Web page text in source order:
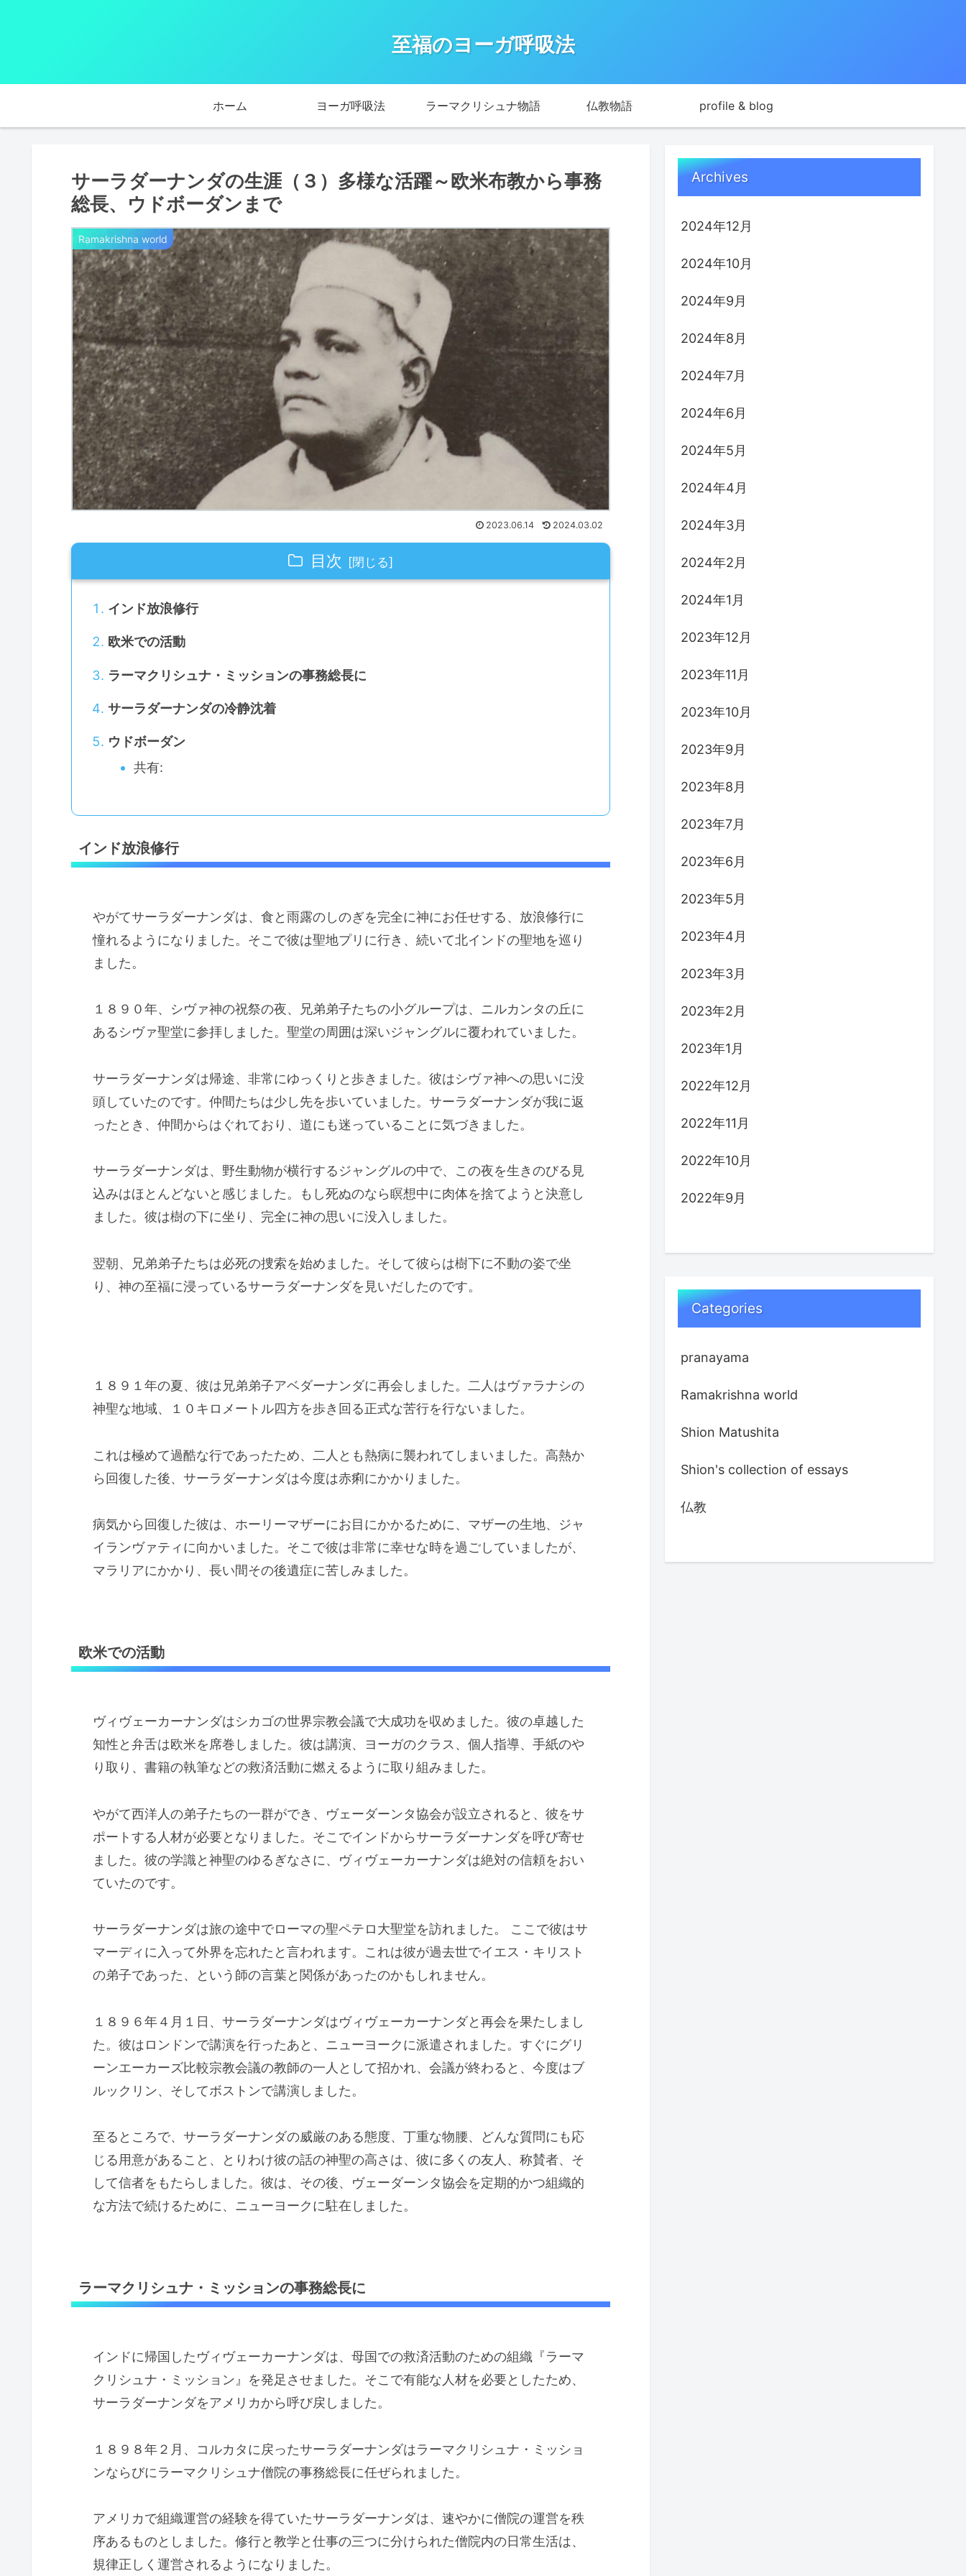
至福のヨーガ呼吸法
ホーム ヨーガ呼吸法 ラーマクリシュナ物語 仏教物語 profile & blog
サーラダーナンダの生涯（３）多様な活躍～欧米布教から事務
総長、ウドボーダンまで
Ramakrishna world
2023.06.14 2024.03.02
目次
インド放浪修行
欧米での活動
ラーマクリシュナ・ミッションの事務総長に
サーラダーナンダの冷静沈着
ウドボーダン
共有:
インド放浪修行
やがてサーラダーナンダは、食と雨露のしのぎを完全に神にお任せする、放浪修行に
憧れるようになりました。そこで彼は聖地プリに行き、続いて北インドの聖地を巡り
ました。
１８９０年、シヴァ神の祝祭の夜、兄弟弟子たちの小グループは、ニルカンタの丘に
あるシヴァ聖堂に参拝しました。聖堂の周囲は深いジャングルに覆われていました。
サーラダーナンダは帰途、非常にゆっくりと歩きました。彼はシヴァ神への思いに没
頭していたのです。仲間たちは少し先を歩いていました。サーラダーナンダが我に返
ったとき、仲間からはぐれており、道にも迷っていることに気づきました。
サーラダーナンダは、野生動物が横行するジャングルの中で、この夜を生きのびる見
込みはほとんどないと感じました。もし死ぬのなら瞑想中に肉体を捨てようと決意し
ました。彼は樹の下に坐り、完全に神の思いに没入しました。
翌朝、兄弟弟子たちは必死の捜索を始めました。そして彼らは樹下に不動の姿で坐
り、神の至福に浸っているサーラダーナンダを見いだしたのです。
１８９１年の夏、彼は兄弟弟子アベダーナンダに再会しました。二人はヴァラナシの
神聖な地域、１０キロメートル四方を歩き回る正式な苦行を行ないました。
これは極めて過酷な行であったため、二人とも熱病に襲われてしまいました。高熱か
ら回復した後、サーラダーナンダは今度は赤痢にかかりました。
病気から回復した彼は、ホーリーマザーにお目にかかるために、マザーの生地、ジャ
イランヴァティに向かいました。そこで彼は非常に幸せな時を過ごしていましたが、
マラリアにかかり、長い間その後遺症に苦しみました。
欧米での活動
ヴィヴェーカーナンダはシカゴの世界宗教会議で大成功を収めました。彼の卓越した
知性と弁舌は欧米を席巻しました。彼は講演、ヨーガのクラス、個人指導、手紙のや
り取り、書籍の執筆などの救済活動に燃えるように取り組みました。
やがて西洋人の弟子たちの一群ができ、ヴェーダーンタ協会が設立されると、彼をサ
ポートする人材が必要となりました。そこでインドからサーラダーナンダを呼び寄せ
ました。彼の学識と神聖のゆるぎなさに、ヴィヴェーカーナンダは絶対の信頼をおい
ていたのです。
サーラダーナンダは旅の途中でローマの聖ペテロ大聖堂を訪れました。 ここで彼はサ
マーディに入って外界を忘れたと言われます。これは彼が過去世でイエス・キリスト
の弟子であった、という師の言葉と関係があったのかもしれません。
１８９６年４月１日、サーラダーナンダはヴィヴェーカーナンダと再会を果たしまし
た。彼はロンドンで講演を行ったあと、ニューヨークに派遣されました。すぐにグリ
ーンエーカーズ比較宗教会議の教師の一人として招かれ、会議が終わると、今度はブ
ルックリン、そしてボストンで講演しました。
至るところで、サーラダーナンダの威厳のある態度、丁重な物腰、どんな質問にも応
じる用意があること、とりわけ彼の話の神聖の高さは、彼に多くの友人、称賛者、そ
して信者をもたらしました。彼は、その後、ヴェーダーンタ協会を定期的かつ組織的
な方法で続けるために、ニューヨークに駐在しました。
ラーマクリシュナ・ミッションの事務総長に
インドに帰国したヴィヴェーカーナンダは、母国での救済活動のための組織『ラーマ
クリシュナ・ミッション』を発足させました。そこで有能な人材を必要としたため、
サーラダーナンダをアメリカから呼び戻しました。
１８９８年２月、コルカタに戻ったサーラダーナンダはラーマクリシュナ・ミッショ
ンならびにラーマクリシュナ僧院の事務総長に任ぜられました。
アメリカで組織運営の経験を得ていたサーラダーナンダは、速やかに僧院の運営を秩
序あるものとしました。修行と教学と仕事の三つに分けられた僧院内の日常生活は、
規律正しく運営されるようになりました。
Archives
2024年12月
2024年10月
2024年9月
2024年8月
2024年7月
2024年6月
2024年5月
2024年4月
2024年3月
2024年2月
2024年1月
2023年12月
2023年11月
2023年10月
2023年9月
2023年8月
2023年7月
2023年6月
2023年5月
2023年4月
2023年3月
2023年2月
2023年1月
2022年12月
2022年11月
2022年10月
2022年9月
Categories
pranayama
Ramakrishna world
Shion Matushita
Shion's collection of essays
仏教